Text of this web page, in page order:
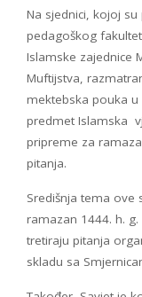
Na sjednici, kojoj
pedagoškog
Islamske zajednice
Muftijstva,
mektebska pouka
predmet Islamska
pripreme za
pitanja.
Središnja tema ove
ramazan 1444. h.
tretiraju pitanja
skladu sa